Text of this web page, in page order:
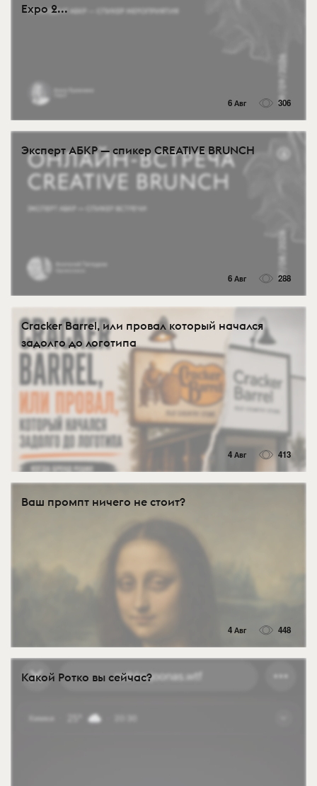
Expo 2...
6 Авг 306
Эксперт АБКР — спикер CREATIVE BRUNCH
6 Авг 288
Cracker Barrel, или провал который начался
задолго до логотипа
4 Авг 413
Ваш промпт ничего не стоит?
4 Авг 448
Какой Ротко вы сейчас?